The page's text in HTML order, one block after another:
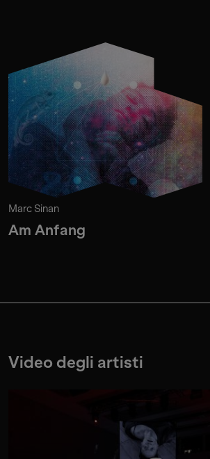
Marc Sinan
Am Anfang
Video degli artisti